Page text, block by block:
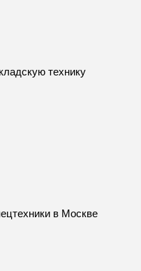
технику
в Москве